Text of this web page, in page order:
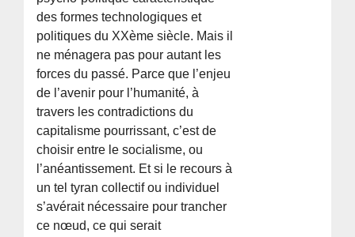
des formes technologiques et
politiques du XXème siècle. Mais il
ne ménagera pas pour autant les
forces du passé. Parce que l’enjeu
de l’avenir pour l’humanité, à
travers les contradictions du
capitalisme pourrissant, c’est de
choisir entre le socialisme, ou
l’anéantissement. Et si le recours à
un tel tyran collectif ou individuel
s’avérait nécessaire pour trancher
ce nœud, ce qui serait